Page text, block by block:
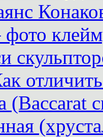
фото
(Baccarat